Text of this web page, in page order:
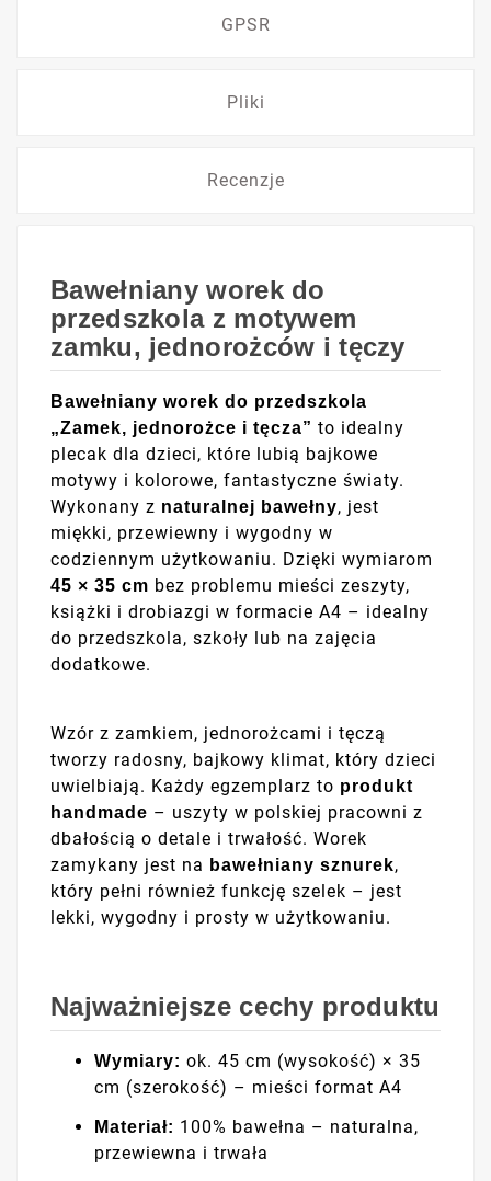
GPSR
Pliki
Recenzje
Bawełniany worek do
przedszkola z motywem
zamku, jednorożców i tęczy
Bawełniany worek do przedszkola
„Zamek, jednorożce i tęcza” to idealny
plecak dla dzieci, które lubią bajkowe
motywy i kolorowe, fantastyczne światy.
Wykonany z naturalnej bawełny, jest
miękki, przewiewny i wygodny w
codziennym użytkowaniu. Dzięki wymiarom
45 × 35 cm bez problemu mieści zeszyty,
książki i drobiazgi w formacie A4 – idealny
do przedszkola, szkoły lub na zajęcia
dodatkowe.
Wzór z zamkiem, jednorożcami i tęczą
tworzy radosny, bajkowy klimat, który dzieci
uwielbiają. Każdy egzemplarz to produkt
handmade – uszyty w polskiej pracowni z
dbałością o detale i trwałość. Worek
zamykany jest na bawełniany sznurek,
który pełni również funkcję szelek – jest
lekki, wygodny i prosty w użytkowaniu.
Najważniejsze cechy produktu
Wymiary: ok. 45 cm (wysokość) × 35
cm (szerokość) – mieści format A4
Materiał: 100% bawełna – naturalna,
przewiewna i trwała